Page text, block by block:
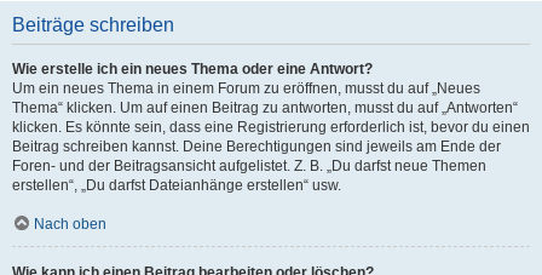
Beiträge schreiben
Wie erstelle ich ein neues Thema oder eine Antwort?
Um ein neues Thema in einem Forum zu eröffnen, musst du auf „Neues
Thema“ klicken. Um auf einen Beitrag zu antworten, musst du auf „Antworten“
klicken. Es könnte sein, dass eine Registrierung erforderlich ist, bevor du einen
Beitrag schreiben kannst. Deine Berechtigungen sind jeweils am Ende der
Foren- und der Beitragsansicht aufgelistet. Z. B. „Du darfst neue Themen
erstellen“, „Du darfst Dateianhänge erstellen“ usw.
Nach oben